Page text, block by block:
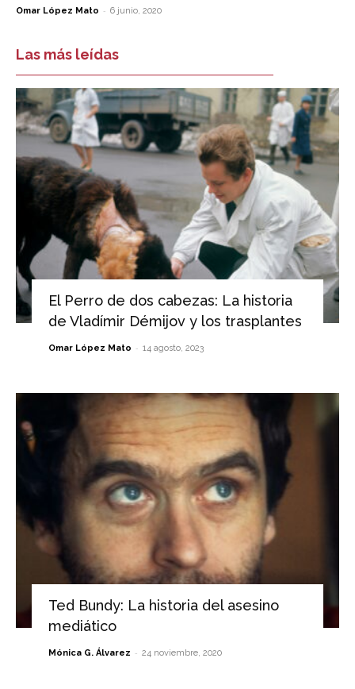
Omar López Mato - 6 junio, 2020
Las más leídas
El Perro de dos cabezas: La historia
de Vladímir Démijov y los trasplantes
Omar López Mato - 14 agosto, 2023
Ted Bundy: La historia del asesino
mediático
Mónica G. Álvarez - 24 noviembre, 2020